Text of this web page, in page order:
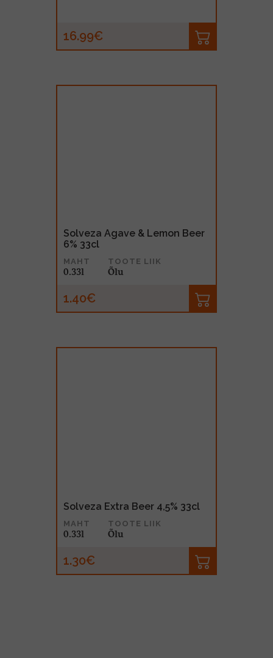
16.99€
Solveza Agave & Lemon Beer
6% 33cl
MAHT
0.33l
TOOTE LIIK
Õlu
1.40€
Solveza Extra Beer 4,5% 33cl
MAHT
0.33l
TOOTE LIIK
Õlu
1.30€